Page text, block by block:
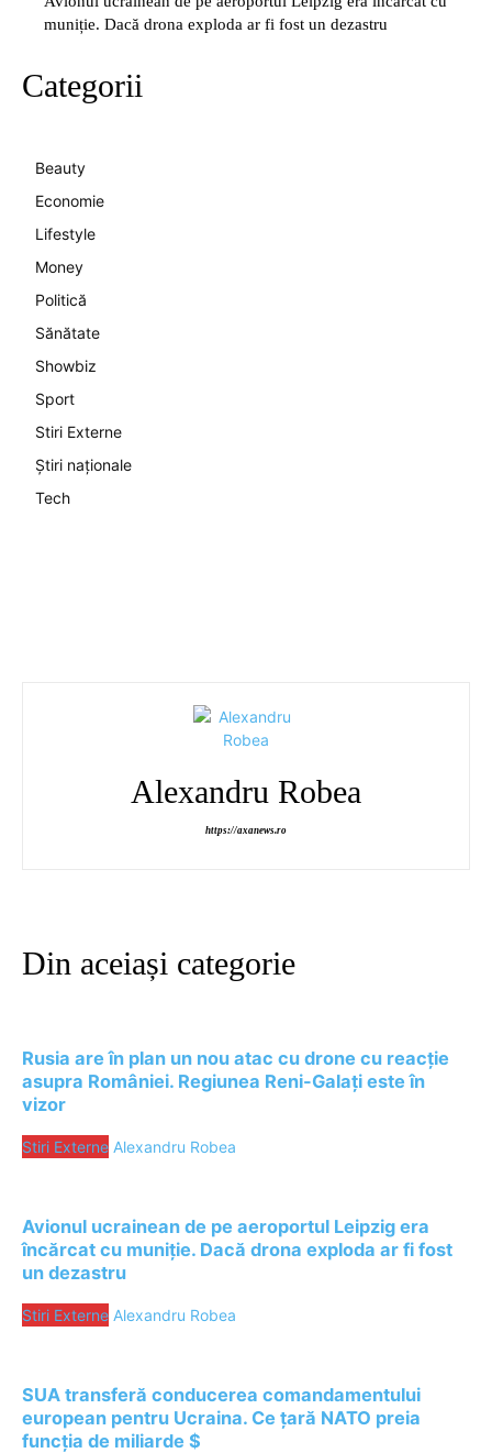
muniție. Dacă drona exploda ar fi fost un dezastru
Categorii
Beauty
Economie
Lifestyle
Money
Politică
Sănătate
Showbiz
Sport
Stiri Externe
Știri naționale
Tech
Alexandru Robea
https://axanews.ro
Din aceiași categorie
Rusia are în plan un nou atac cu drone cu reacție
asupra României. Regiunea Reni-Galați este în
vizor
Stiri Externe Alexandru Robea
Avionul ucrainean de pe aeroportul Leipzig era
încărcat cu muniție. Dacă drona exploda ar fi fost
un dezastru
Stiri Externe Alexandru Robea
SUA transferă conducerea comandamentului
european pentru Ucraina. Ce țară NATO preia
funcția de miliarde $